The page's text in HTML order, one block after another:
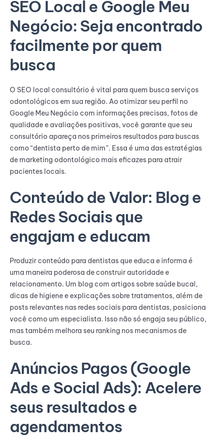
SEO Local e Google Meu
Negócio: Seja encontrado
facilmente por quem
busca
O SEO local consultório é vital para quem busca serviços
odontológicos em sua região. Ao otimizar seu perfil no
Google Meu Negócio com informações precisas, fotos de
qualidade e avaliações positivas, você garante que seu
consultório apareça nos primeiros resultados para buscas
como “dentista perto de mim”. Essa é uma das estratégias
de marketing odontológico mais eficazes para atrair
pacientes locais.
Conteúdo de Valor: Blog e
Redes Sociais que
engajam e educam
Produzir conteúdo para dentistas que educa e informa é
uma maneira poderosa de construir autoridade e
relacionamento. Um blog com artigos sobre saúde bucal,
dicas de higiene e explicações sobre tratamentos, além de
posts relevantes nas redes sociais para dentistas, posiciona
você como um especialista. Isso não só engaja seu público,
mas também melhora seu ranking nos mecanismos de
busca.
Anúncios Pagos (Google
Ads e Social Ads): Acelere
seus resultados e
agendamentos